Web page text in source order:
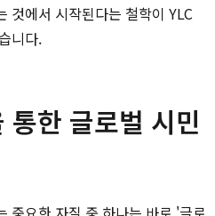
것에서 시작된다는 철학이 YLC
니다.
한 글로벌 시민